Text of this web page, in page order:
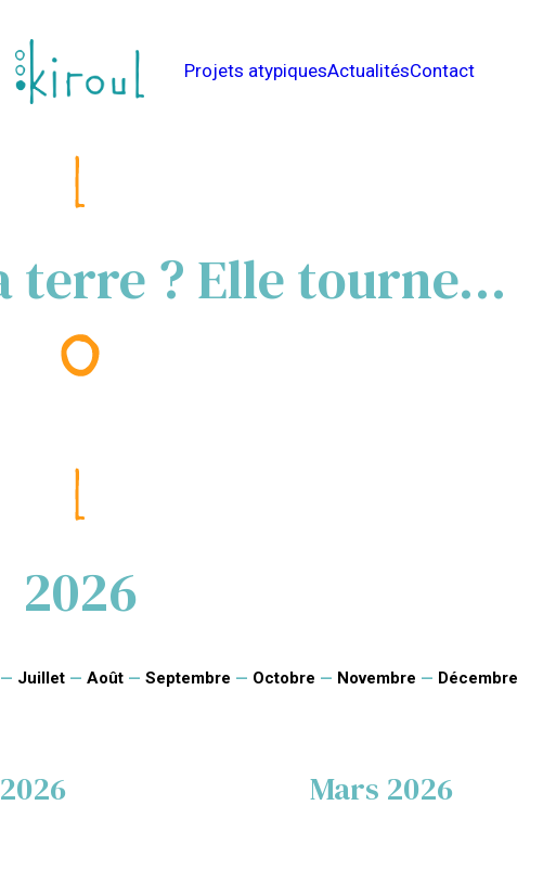
Projets atypiquesActualitésContact
terre ? Elle tourne…
2026
— Juillet— Août— Septembre — Octobre — Novembre — Décembre
Mars 2026